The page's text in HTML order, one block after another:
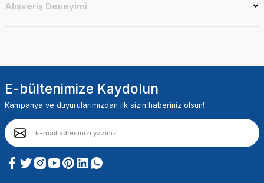
Alışveriş Deneyimi
E-bültenimize Kaydolun
Kampanya ve duyurularımızdan ilk sizin haberiniz olsun!